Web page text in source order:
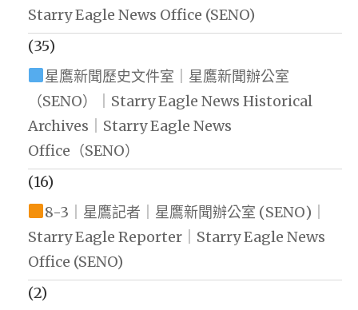
Starry Eagle News Office (SENO)
(35)
星鷹新聞歷史文件室｜星鷹新聞辦公室
（SENO）｜Starry Eagle News Historical
Archives｜Starry Eagle News
Office（SENO）
(16)
8-3｜星鷹記者｜星鷹新聞辦公室 (SENO)｜
Starry Eagle Reporter｜Starry Eagle News
Office (SENO)
(2)